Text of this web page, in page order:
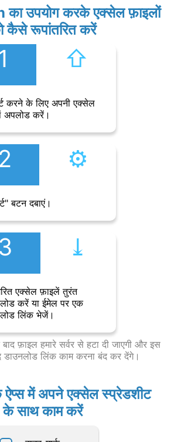
उपयोग करके एक्सेल फ़ाइलों
कैसे रूपांतरित करें
⇧︎
करने के लिए अपनी एक्सेल
अपलोड करें।
2 ⚙︎
बटन दबाएं।
3 ⤓︎
एक्सेल फ़ाइलें तुरंत
करें या ईमेल पर एक
लिंक भेजें।
फ़ाइल हमारे सर्वर से हटा दी जाएगी और इस
डाउनलोड लिंक काम करना बंद कर देंगे।
ऐप्स में अपने एक्सेल स्प्रेडशीट
के साथ काम करें